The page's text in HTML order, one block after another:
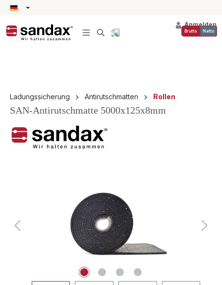
springen
Anmelden
Brutto Netto
Ladungssicherung Antirutschmatten Rollen
SAN-Antirutschmatte 5000x125x8mm